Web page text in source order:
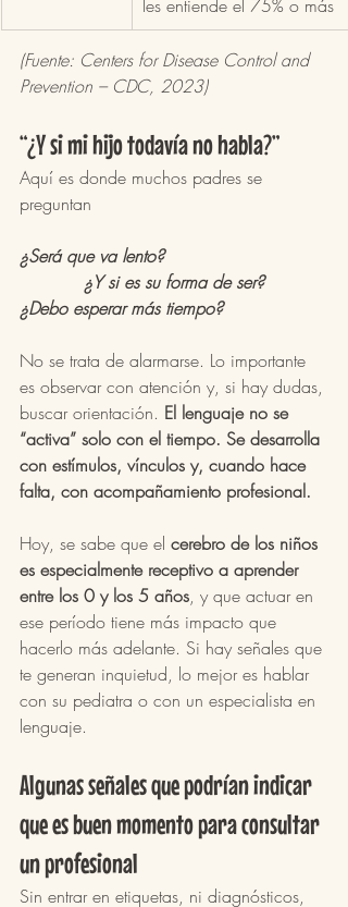
les entiende el 75% o más
(Fuente: Centers for Disease Control and
Prevention – CDC, 2023)
“¿Y si mi hijo todavía no habla?”
Aquí es donde muchos padres se
preguntan
¿Será que va lento?
¿Y si es su forma de ser?
¿Debo esperar más tiempo?
No se trata de alarmarse. Lo importante
es observar con atención y, si hay dudas,
buscar orientación. El lenguaje no se
“activa” solo con el tiempo. Se desarrolla
con estímulos, vínculos y, cuando hace
falta, con acompañamiento profesional.
Hoy, se sabe que el cerebro de los niños
es especialmente receptivo a aprender
entre los 0 y los 5 años, y que actuar en
ese período tiene más impacto que
hacerlo más adelante. Si hay señales que
te generan inquietud, lo mejor es hablar
con su pediatra o con un especialista en
lenguaje.
Algunas señales que podrían indicar
que es buen momento para consultar
un profesional
Sin entrar en etiquetas, ni diagnósticos,